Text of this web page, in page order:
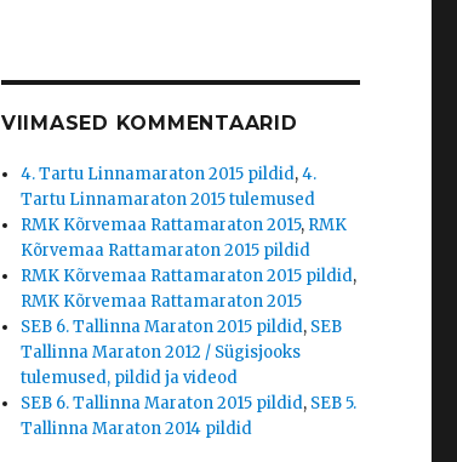
VIIMASED KOMMENTAARID
4. Tartu Linnamaraton 2015 pildid,4.
Tartu Linnamaraton 2015 tulemused
RMK Kõrvemaa Rattamaraton 2015, RMK
Kõrvemaa Rattamaraton 2015 pildid
RMK Kõrvemaa Rattamaraton 2015 pildid,
RMK Kõrvemaa Rattamaraton 2015
SEB 6. Tallinna Maraton 2015 pildid, SEB
Tallinna Maraton 2012 / Sügisjooks
tulemused, pildid ja videod
SEB 6. Tallinna Maraton 2015 pildid, SEB 5.
Tallinna Maraton 2014 pildid